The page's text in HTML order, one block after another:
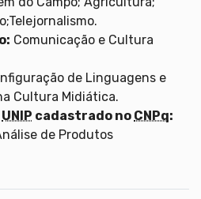
Comunicação e Cultura
de Linguagens e
Cultura Midiática.
UNIP cadastrado no CNPq:
de Produtos